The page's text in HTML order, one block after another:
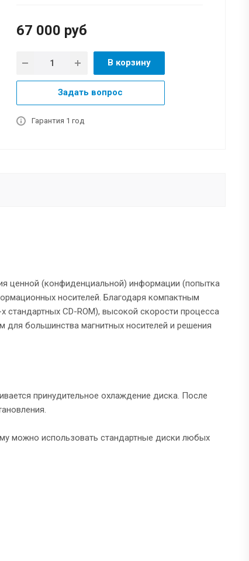
67 000 руб
В корзину
Задать вопрос
Гарантия 1 год
ценной (конфиденциальной) информации (попытка
носителей. Благодаря компактным
CD-ROM), высокой скорости процесса
большинства магнитных носителей и решения
принудительное охлаждение диска. После
можно использовать стандартные диски любых